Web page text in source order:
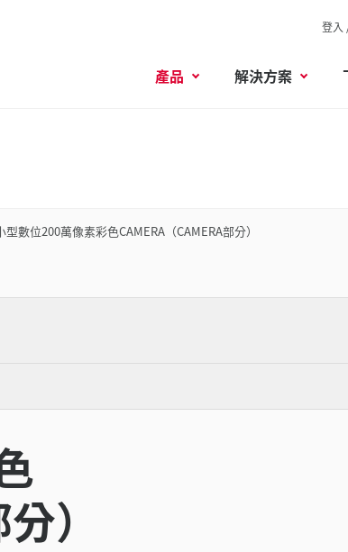
登入
產品 解決方案
型數位200萬像素彩色CAMERA（CAMERA部分）
）